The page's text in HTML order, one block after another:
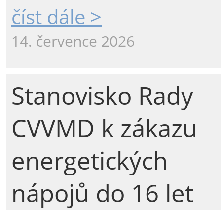
číst dále >
14. července 2026
Stanovisko Rady
CVVMD k zákazu
energetických
nápojů do 16 let